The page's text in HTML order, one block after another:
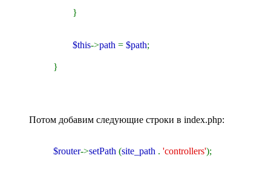
}
$this->path = $path;
}
Потом добавим следующие строки в index.php:
$router->setPath (site_path . 'controllers');